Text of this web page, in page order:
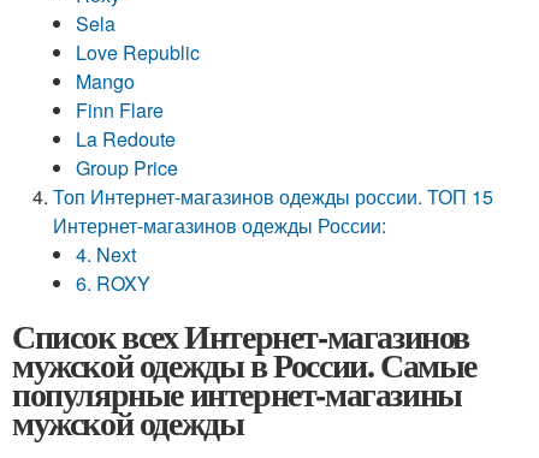
Sela
Love Republic
Mango
Finn Flare
La Redoute
Group Price
Топ Интернет-магазинов одежды россии. ТОП 15
Интернет-магазинов одежды России:
4. Next
6. ROXY
Список всех Интернет-магазинов
мужской одежды в России. Самые
популярные интернет-магазины
мужской одежды